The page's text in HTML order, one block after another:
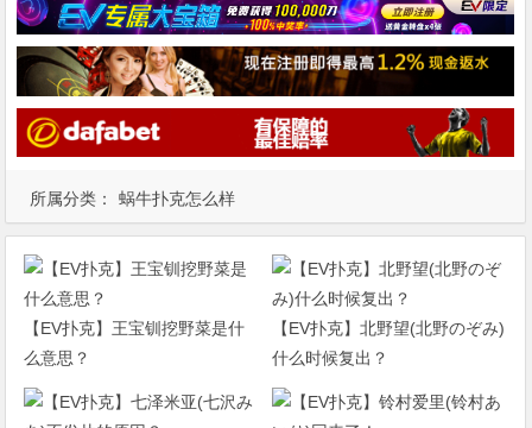
所属分类： 蜗牛扑克怎么样
【EV扑克】王宝钏挖野菜是什
么意思？
【EV扑克】北野望(北野のぞみ)
什么时候复出？